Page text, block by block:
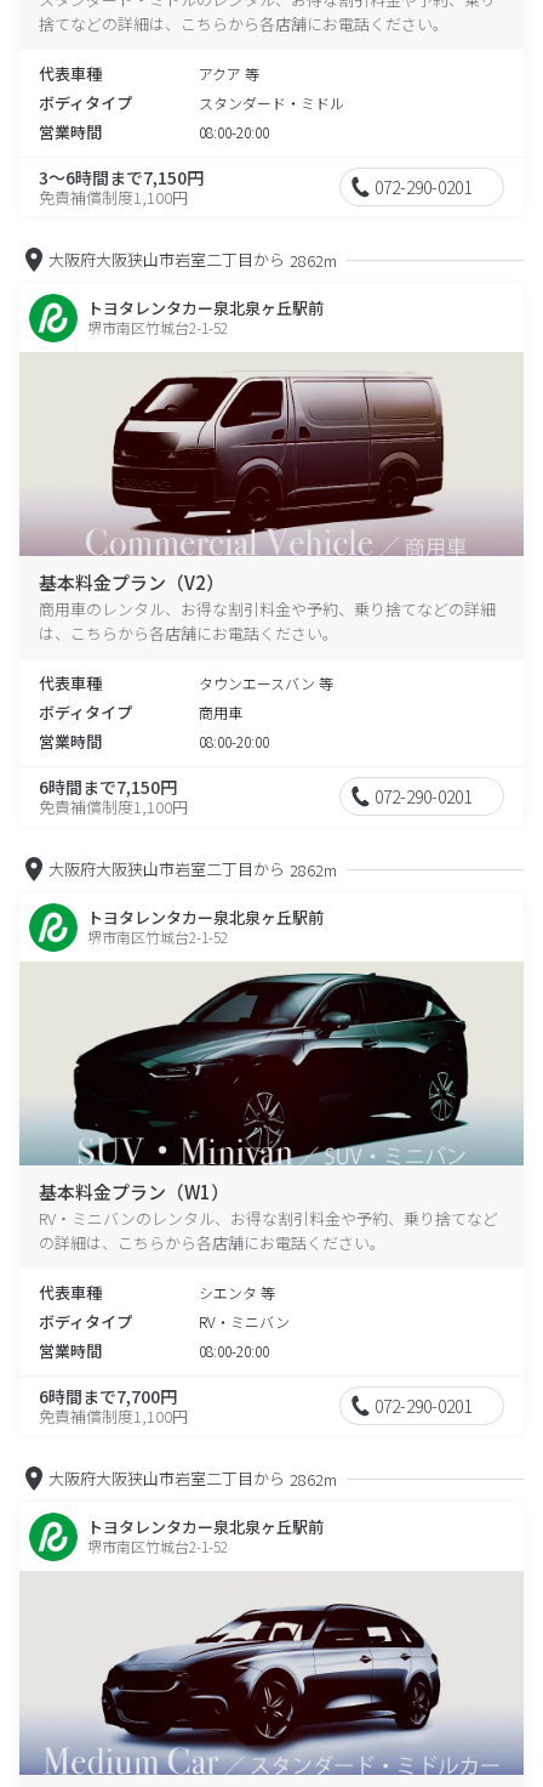
捨てなどの詳細は、こちらから各店舗にお電話ください。
代表車種 アクア 等
ボディタイプ スタンダード・ミドル
営業時間 08:00-20:00
3～6時間まで7,150円
免責補償制度1,100円 072-290-0201
大阪府大阪狭山市岩室二丁目から 2862m
トヨタレンタカー泉北泉ヶ丘駅前
堺市南区竹城台2-1-52
基本料金プラン（V2）
商用車のレンタル、お得な割引料金や予約、乗り捨てなどの詳細
は、こちらから各店舗にお電話ください。
代表車種 タウンエースバン 等
ボディタイプ 商用車
営業時間 08:00-20:00
6時間まで7,150円
免責補償制度1,100円 072-290-0201
大阪府大阪狭山市岩室二丁目から 2862m
トヨタレンタカー泉北泉ヶ丘駅前
堺市南区竹城台2-1-52
基本料金プラン（W1）
RV・ミニバンのレンタル、お得な割引料金や予約、乗り捨てなど
の詳細は、こちらから各店舗にお電話ください。
代表車種 シエンタ 等
ボディタイプ RV・ミニバン
営業時間 08:00-20:00
6時間まで7,700円
免責補償制度1,100円 072-290-0201
大阪府大阪狭山市岩室二丁目から 2862m
トヨタレンタカー泉北泉ヶ丘駅前
堺市南区竹城台2-1-52